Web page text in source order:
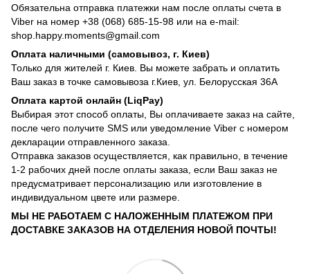
Обязательна отправка платежки нам после оплаты счета в
Viber на номер +38 (068) 685-15-98 или на e-mail:
shop.happy.moments@gmail.com
Оплата наличными (самовывоз, г. Киев)
Только для жителей г. Киев. Вы можете забрать и оплатить
Ваш заказ в точке самовывоза г.Киев, ул. Белорусская 36А
Оплата картой онлайн (LiqPay)
Выбирая этот способ оплаты, Вы оплачиваете заказ на сайте,
после чего получите SMS или уведомление Viber с номером
декларации отправленного заказа.
Отправка заказов осуществляется, как правильно, в течение
1-2 рабочих дней после оплаты заказа, если Ваш заказ не
предусматривает персонализацию или изготовление в
индивидуальном цвете или размере.
МЫ НЕ РАБОТАЕМ С НАЛОЖЕННЫМ ПЛАТЕЖОМ ПРИ
ДОСТАВКЕ ЗАКАЗОВ НА ОТДЕЛЕНИЯ НОВОЙ ПОЧТЫ!